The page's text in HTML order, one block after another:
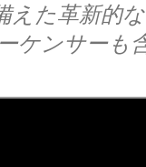
えた革新的
ケンサーも